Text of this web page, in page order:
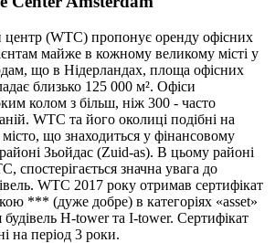
центр (WTC) пропонує оренду офісних
майже в кожному великому місті у
що в Нідерландах, площа офісних
близько 125 000 м². Офіси
колом з більш, ніж 300 - часто
WTC та його околиці подібні на
що знаходиться у фінансовому
Зьойдас (Zuid-as). В цьому районі
спостерігається значна увага до
WTC 2017 року отримав сертифікат
*** (дуже добре) в категоріях «asset»
будівель H-tower та I-tower. Сертифікат
на період 3 роки.